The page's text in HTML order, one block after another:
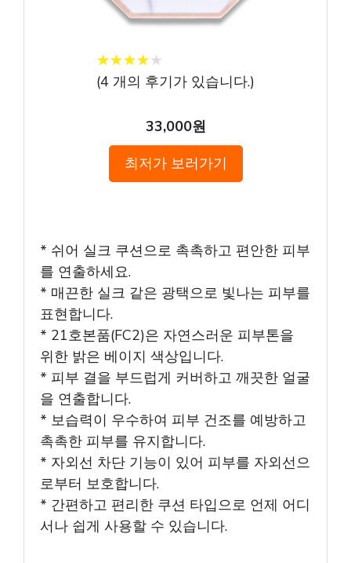
★★★★★
★★★★★
(4 개의 후기가 있습니다.)
33,000원
최저가 보러가기
* 쉬어 실크 쿠션으로 촉촉하고 편안한 피부
를 연출하세요.
* 매끈한 실크 같은 광택으로 빛나는 피부를
표현합니다.
* 21호본품(FC2)은 자연스러운 피부톤을
위한 밝은 베이지 색상입니다.
* 피부 결을 부드럽게 커버하고 깨끗한 얼굴
을 연출합니다.
* 보습력이 우수하여 피부 건조를 예방하고
촉촉한 피부를 유지합니다.
* 자외선 차단 기능이 있어 피부를 자외선으
로부터 보호합니다.
* 간편하고 편리한 쿠션 타입으로 언제 어디
서나 쉽게 사용할 수 있습니다.